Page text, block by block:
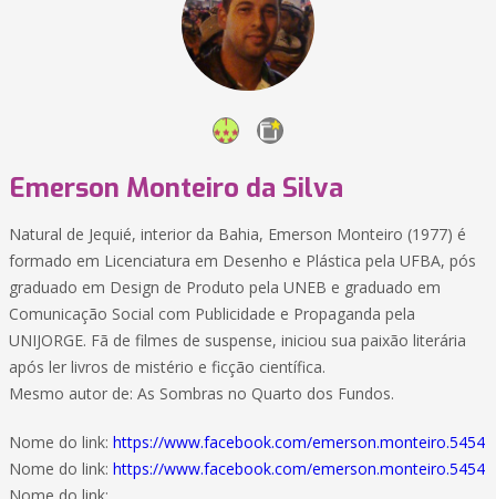
Emerson Monteiro da Silva
Natural de Jequié, interior da Bahia, Emerson Monteiro (1977) é
formado em Licenciatura em Desenho e Plástica pela UFBA, pós
graduado em Design de Produto pela UNEB e graduado em
Comunicação Social com Publicidade e Propaganda pela
UNIJORGE. Fã de filmes de suspense, iniciou sua paixão literária
após ler livros de mistério e ficção científica.
Mesmo autor de: As Sombras no Quarto dos Fundos.
Nome do link: https://www.facebook.com/emerson.monteiro.5454
Nome do link: https://www.facebook.com/emerson.monteiro.5454